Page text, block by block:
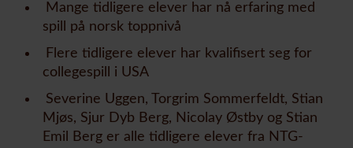
Mange tidligere elever har nå erfaring med
spill på norsk toppnivå
Flere tidligere elever har kvalifisert seg for
collegespill i USA
Severine Uggen, Torgrim Sommerfeldt, Stian
Mjøs, Sjur Dyb Berg, Nicolay Østby og Stian
Emil Berg er alle tidligere elever fra NTG-